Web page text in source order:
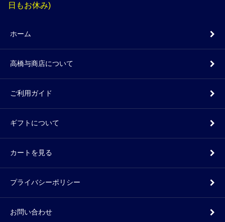
日もお休み)
ホーム
高橋与商店について
ご利用ガイド
ギフトについて
カートを見る
プライバシーポリシー
お問い合わせ